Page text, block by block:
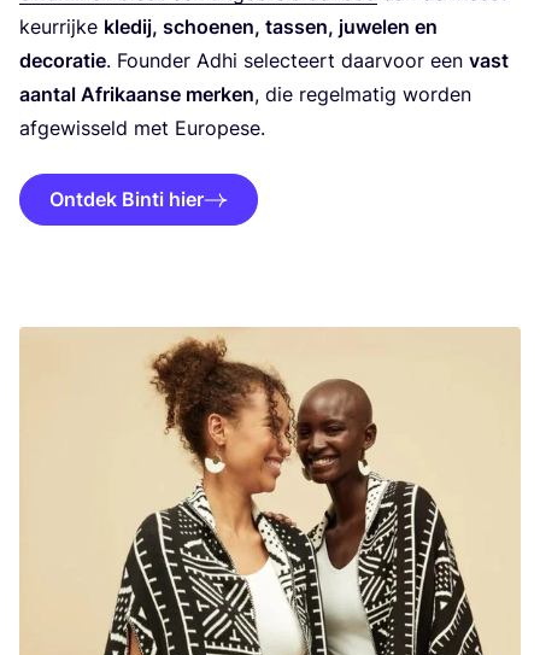
keur­rij­ke kle­dij, schoe­nen, tas­sen, juwe­len en
deco­ra­tie. Foun­der Adhi selec­teert daar­voor een vast
aan­tal Afri­kaan­se mer­ken, die regel­ma­tig wor­den
afge­wis­seld met Europese.
Ontdek Binti hier